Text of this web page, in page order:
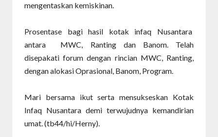
mengentaskan kemiskinan.
Prosentase bagi hasil kotak infaq Nusantara
antara
MWC, Ranting dan Banom. Telah
disepakati forum dengan rincian MWC, Ranting,
dengan alokasi Oprasional, Banom, Program.
Mari bersama ikut serta mensukseskan Kotak
Infaq Nusantara demi terwujudnya kemandirian
umat. (tb44/hi/Herny).